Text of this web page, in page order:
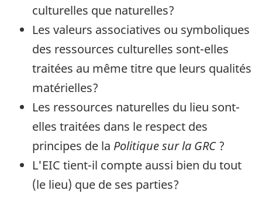
culturelles que naturelles?
Les valeurs associatives ou symboliques
des ressources culturelles sont-elles
traitées au même titre que leurs qualités
matérielles?
Les ressources naturelles du lieu sont-
elles traitées dans le respect des
principes de la Politique sur la GRC?
L'EIC tient-il compte aussi bien du tout
(le lieu) que de ses parties?